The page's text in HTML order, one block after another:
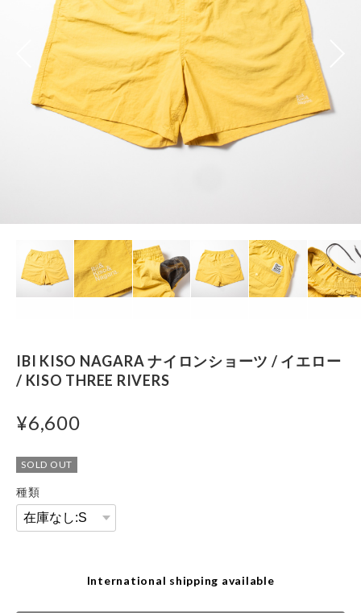
IBI KISO NAGARA ナイロンショーツ / イエロー
/ KISO THREE RIVERS
¥6,600
SOLD OUT
種類
International shipping available